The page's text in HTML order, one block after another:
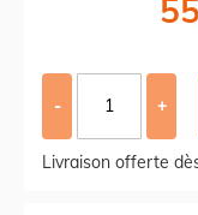
- +
Livraison offerte